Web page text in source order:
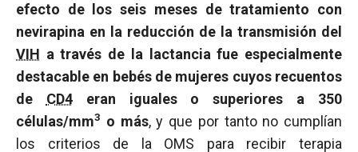
efecto de los seis meses de tratamiento con
nevirapina en la reducción de la transmisión del
VIH a través de la lactancia fue especialmente
destacable en bebés de mujeres cuyos recuentos
de CD4eran iguales o superiores a 350
células/mm3 o más, y que por tanto no cumplían
los criterios de la OMS para recibir terapia